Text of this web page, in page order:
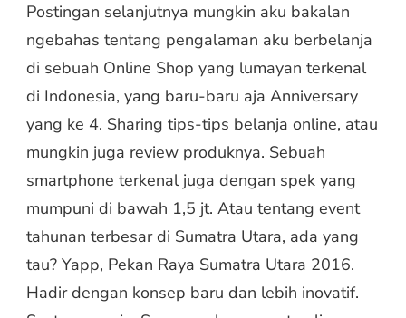
Postingan selanjutnya mungkin aku bakalan
ngebahas tentang pengalaman aku berbelanja
di sebuah Online Shop yang lumayan terkenal
di Indonesia, yang baru-baru aja Anniversary
yang ke 4. Sharing tips-tips belanja online, atau
mungkin juga review produknya. Sebuah
smartphone terkenal juga dengan spek yang
mumpuni di bawah 1,5 jt. Atau tentang event
tahunan terbesar di Sumatra Utara, ada yang
tau? Yapp, Pekan Raya Sumatra Utara 2016.
Hadir dengan konsep baru dan lebih inovatif.